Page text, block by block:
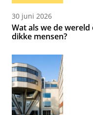
30 juni 2026
Wat als we de
dikke mensen?